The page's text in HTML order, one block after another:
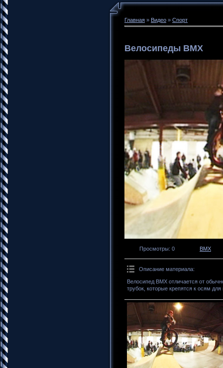
Главная » Видео » Спорт
Велосипеды BMX
Просмотры: 0 BMX
Описание материала:
Велосипед BMX отличается от
трубок, которые крепятся к осям